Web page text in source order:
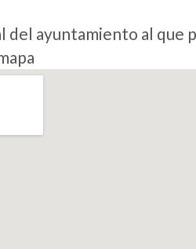
del ayuntamiento al que